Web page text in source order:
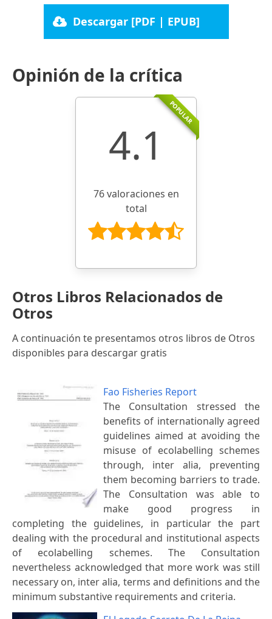
Descargar [PDF | EPUB]
Opinión de la crítica
POPULAR
4.1
76 valoraciones en
total
Otros Libros Relacionados de
Otros
A continuación te presentamos otros libros de Otros
disponibles para descargar gratis
Fao Fisheries Report
The Consultation stressed the
benefits of internationally agreed
guidelines aimed at avoiding the
misuse of ecolabelling schemes
through, inter alia, preventing
them becoming barriers to trade.
The Consultation was able to
make good progress in
completing the guidelines, in particular the part
dealing with the procedural and institutional aspects
of ecolabelling schemes. The Consultation
nevertheless acknowledged that more work was still
necessary on, inter alia, terms and definitions and the
minimum substantive requirements and criteria.